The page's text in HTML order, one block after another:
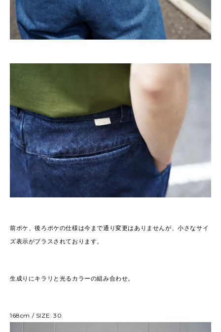
前ポケ、後ろポケの仕様は今まで通り変更はありませんが、小さなサイ
ズ表示がプラスされております。
生成りにキラリと光るカラーの組み合わせ。
168cm / SIZE: 30